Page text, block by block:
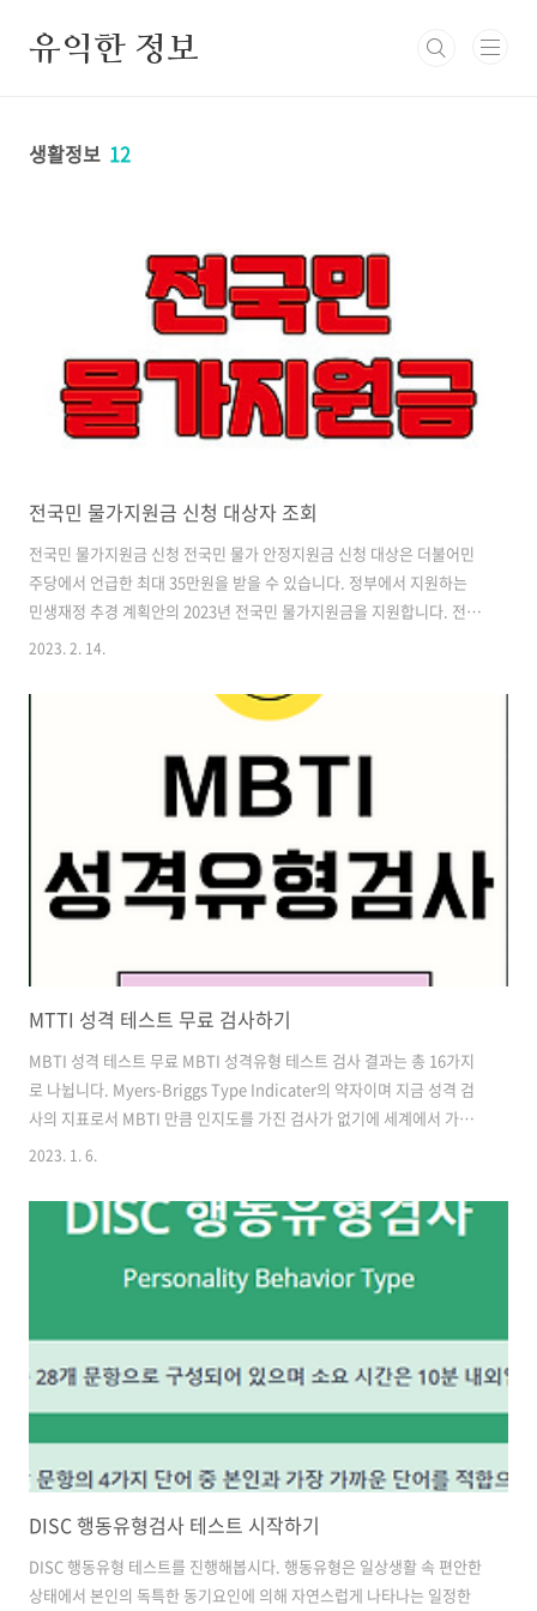
유익한 정보
생활정보 12
전국민 물가지원금 신청 대상자 조회
전국민 물가지원금 신청 전국민 물가 안정지원금 신청 대상은 더불어민
주당에서 언급한 최대 35만원을 받을 수 있습니다. 정부에서 지원하는
민생재정 추경 계획안의 2023년 전국민 물가지원금을 지원합니다. 전국
민 물가지원금 이란 고물가 여파로 인해 생활비 부담이 커지며 실질 소득
로 저소득층 가구가 체감하는 부담이 타가구보다 크므로 2023년 중위소
득 기준으로 선별 지원을 합니다. 2023년 긴급 민생 프로젝트 예산 중 코
로나로 인해 힘들어진 서민을 위한 전국민 물가지원금 예산은 5조원으로
책정되었습니다. 전국민 물가지원금 대상자 조회 물가 상승을 감당하기
힘든 소득 하위 20% 가구가 전국민 물가안정지원금 신청 대상이며 지원
2023. 2. 14.
MTTI 성격 테스트 무료 검사하기
MBTI 성격 테스트 무료 MBTI 성격유형 테스트 검사 결과는 총 16가지
로 나뉩니다. Myers-Briggs Type Indicater의 약자이며 지금 성격 검
사의 지표로서 MBTI 만큼 인지도를 가진 검사가 없기에 세계에서 가장
많이 애용하는 성격검사가 되었습니다. 연간 약 200만명 이상이 MBTI
를 통해 MBTI 성격 테스트 무료 검사를 진행할 수 있습니다. MBTI
TEST 주의사항 MBTI 행동유형검사 테스트 진행 시 아래를 참고하시면
좋습니다. MBTI 성격유헝 테스트 검사 시간은 총 12분 내외입니다. 깊
게 생각하지 말고 빠르게 답변을 할 수록 정확도가 더 높아집니다. 본인
2023. 1. 6.
DISC 행동유형검사 테스트 시작하기
DISC 행동유형 테스트를 진행해봅시다. 행동유형은 일상생활 속 편안한
상태에서 본인의 독특한 동기요인에 의해 자연스럽게 나타나는 일정한